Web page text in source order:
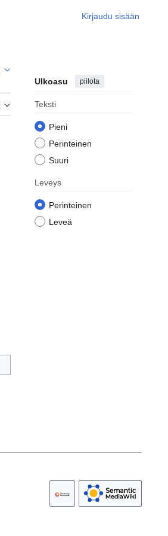
Kirjaudu sisään
Ulkoasu piilota
Teksti
Pieni
Perinteinen
Suuri
Leveys
Perinteinen
Leveä